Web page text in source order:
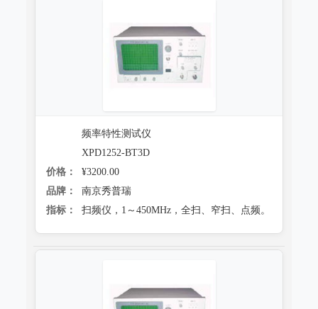
频率特性测试仪
XPD1252-BT3D
价格：
¥3200.00
品牌：
南京秀普瑞
指标：
扫频仪，1～450MHz，全扫、窄扫、点频。